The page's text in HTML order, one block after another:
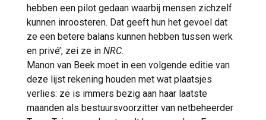
Ritsema van Eck, de hoogste nieuwe
binnenkomer in de Top-100 Corporate
Vrouwen (nr. 4), behoort tot een generatie
bestuurders die maatschappelijke
betrokkenheid moeiteloos combineert met
financiële deskundigheid en strategisch
inzicht. Als bestuursvoorzitter van de
Alliantie staat zij aan het hoofd van een van
hebben een pilot gedaan waarbij mensen zichzelf
kunnen inroosteren. Dat geeft hun het gevoel dat
ze een betere balans kunnen hebben tussen werk
en privé’, zei ze in NRC.
Manon van Beek moet in een volgende editie van
deze lijst rekening houden met wat plaatsjes
verlies: ze is immers bezig aan haar laatste
maanden als bestuursvoorzitter van netbeheerder